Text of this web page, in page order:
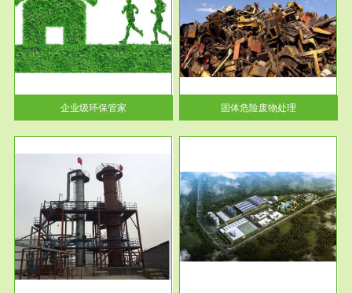
企业级环保管家
固体危险废物处理
固体废物解释：固体废物是指人
们在生产建设、日常生活和其他
活动中...
固体危险废物处理
服务范围
市政固废处理
蔚蓝生态环境科技所从事的市政
废物处理业务包括市政废物的处